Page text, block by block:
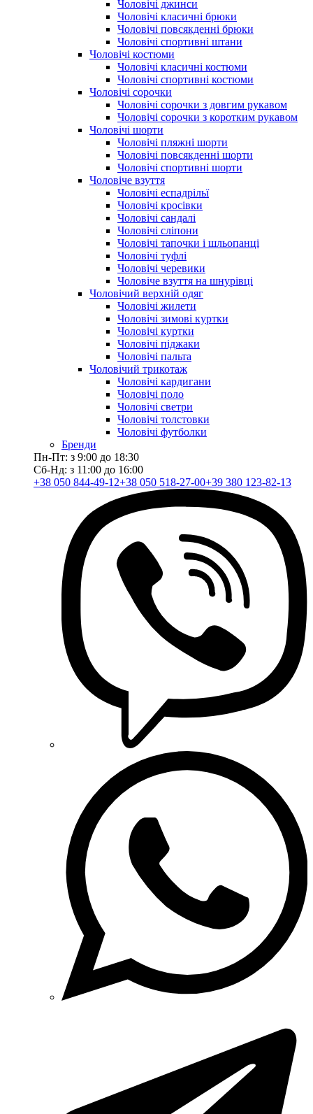
Чоловічі джинси
Чоловічі класичні брюки
Чоловічі повсякденні брюки
Чоловічі спортивні штани
Чоловічі костюми
Чоловічі класичні костюми
Чоловічі спортивні костюми
Чоловічі сорочки
Чоловічі сорочки з довгим рукавом
Чоловічі сорочки з коротким рукавом
Чоловічі шорти
Чоловічі пляжні шорти
Чоловічі повсякденні шорти
Чоловічі спортивні шорти
Чоловіче взуття
Чоловічі еспадрільї
Чоловічі кросівки
Чоловічі сандалі
Чоловічі сліпони
Чоловічі тапочки і шльопанці
Чоловічі туфлі
Чоловічі черевики
Чоловіче взуття на шнурівці
Чоловічий верхній одяг
Чоловічі жилети
Чоловічі зимові куртки
Чоловічі куртки
Чоловічі піджаки
Чоловічі пальта
Чоловічий трикотаж
Чоловічі кардигани
Чоловічі поло
Чоловічі светри
Чоловічі толстовки
Чоловічі футболки
Бренди
Пн-Пт: з 9:00 до 18:30
Сб-Нд: з 11:00 до 16:00
+38 050 844-49-12+38 050 518-27-00+39 380 123-82-13